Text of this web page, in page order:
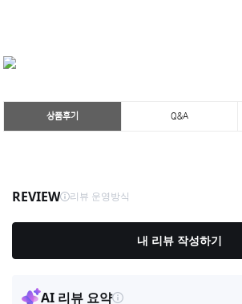
상품후기 Q&A